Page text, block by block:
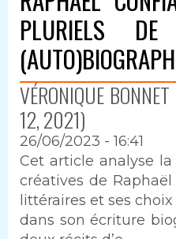
PLURIELS DE
VÉRONIQUE
12, 2021)
26/06/2023 - 16:41
Intro
Cet article analyse
créatives de
littéraires et ses
dans son écriture